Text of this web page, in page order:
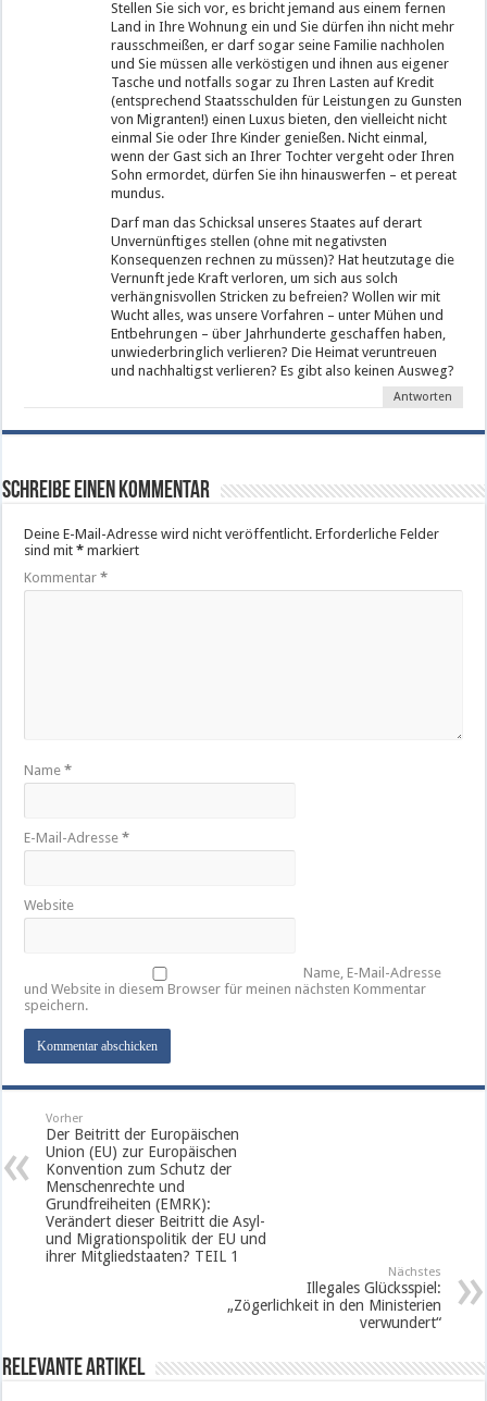
Stellen Sie sich vor, es bricht jemand aus einem fernen
Land in Ihre Wohnung ein und Sie dürfen ihn nicht mehr
rausschmeißen, er darf sogar seine Familie nachholen
und Sie müssen alle verköstigen und ihnen aus eigener
Tasche und notfalls sogar zu Ihren Lasten auf Kredit
(entsprechend Staatsschulden für Leistungen zu Gunsten
von Migranten!) einen Luxus bieten, den vielleicht nicht
einmal Sie oder Ihre Kinder genießen. Nicht einmal,
wenn der Gast sich an Ihrer Tochter vergeht oder Ihren
Sohn ermordet, dürfen Sie ihn hinauswerfen – et pereat
mundus.
Darf man das Schicksal unseres Staates auf derart
Unvernünftiges stellen (ohne mit negativsten
Konsequenzen rechnen zu müssen)? Hat heutzutage die
Vernunft jede Kraft verloren, um sich aus solch
verhängnisvollen Stricken zu befreien? Wollen wir mit
Wucht alles, was unsere Vorfahren – unter Mühen und
Entbehrungen – über Jahrhunderte geschaffen haben,
unwiederbringlich verlieren? Die Heimat veruntreuen
und nachhaltigst verlieren? Es gibt also keinen Ausweg?
Antworten
Schreibe einen Kommentar
Deine E-Mail-Adresse wird nicht veröffentlicht. Erforderliche Felder
sind mit* markiert
Kommentar*
Name*
E-Mail-Adresse*
Website
Name, E-Mail-Adresse
und Website in diesem Browser für meinen nächsten Kommentar
speichern.
Vorher
Der Beitritt der Europäischen
Union (EU) zur Europäischen
Konvention zum Schutz der
Menschenrechte und
Grundfreiheiten (EMRK):
Verändert dieser Beitritt die Asyl-
und Migrationspolitik der EU und
ihrer Mitgliedstaaten? TEIL 1
Nächstes
Illegales Glücksspiel:
„Zögerlichkeit in den Ministerien
verwundert“
Relevante Artikel